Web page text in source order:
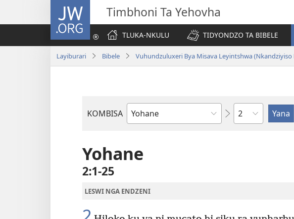
JW.ORG Timbhoni Ta Yehovha
TLUKA-NKULU
TIDYONDZO TA BIBELE
Layiburari Bibele Vuhundzuluxeri Bya Misava Leyintshwa (Nkandziyiso
KOMBISA
Bible
Ndzima
Yohane
2:1-25
LESWI NGA ENDZENI